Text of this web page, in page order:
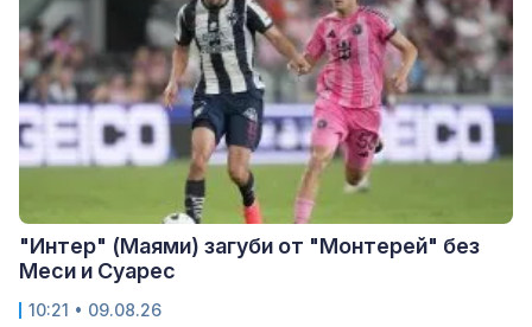
"Интер" (Маями) загуби от "Монтерей" без
Меси и Суарес
10:21 • 09.08.26